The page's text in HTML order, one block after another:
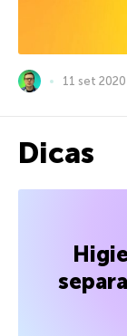
11 set 2020
Dicas